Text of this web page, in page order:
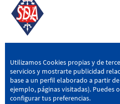
SD AMOREBIETA
San Miguel Kalea, 16, 48340
946 604 751 |
Utilizamos Cookies propias y de
servicios y mostrarte publicidad
base a un perfil elaborado a partir
ejemplo, páginas visitadas). Puedes
configurar tus preferencias.